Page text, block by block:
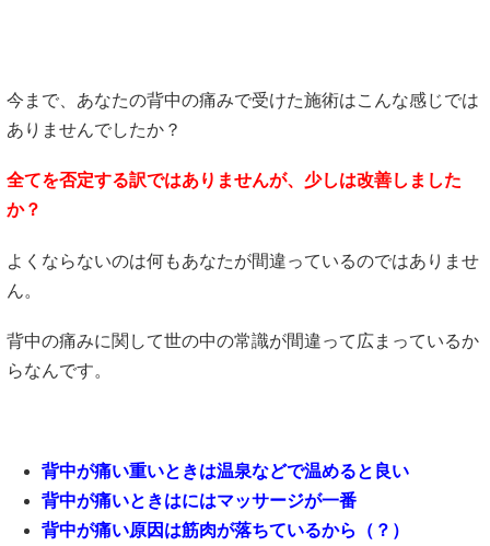
今まで、あなたの背中の痛みで受けた施術はこんな感じでは
ありませんでしたか？
全てを否定する訳ではありませんが、少しは改善しました
か？
よくならないのは何もあなたが間違っているのではありませ
ん。
背中の痛みに関して世の中の常識が間違って広まっているか
らなんです。
背中が痛い重いときは温泉などで温めると良い
背中が痛いときはにはマッサージが一番
背中が痛い原因は筋肉が落ちているから（？）